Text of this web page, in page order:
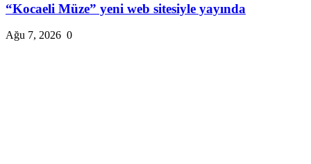
“Kocaeli Müze” yeni web sitesiyle yayında
Ağu 7, 2026 0